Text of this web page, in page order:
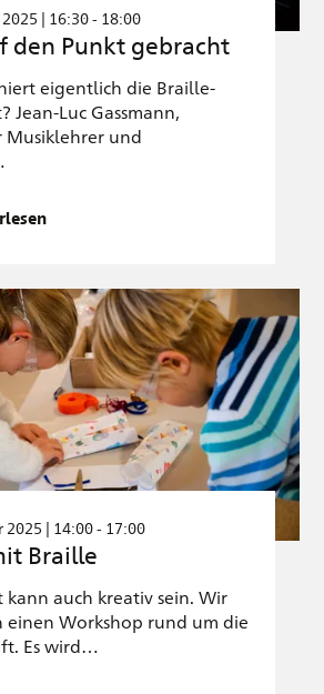
| 16:30 - 18:00
den Punkt gebracht
eigentlich die Braille-
Jean-Luc Gassmann,
und
2025 | 14:00 - 17:00
Braille
kann auch kreativ sein. Wir
einen Workshop rund um die
Es wird…